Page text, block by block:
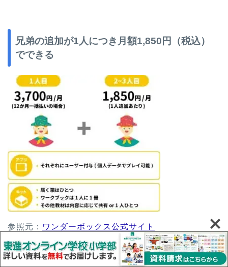
兄弟の追加が1人につき月額1,850円（税込）
でできる
参照元： ワンダーボックス公式サイト
兄弟でワンダーボックスを使う場合は、人数分をまる
まる支払う必要はありません。